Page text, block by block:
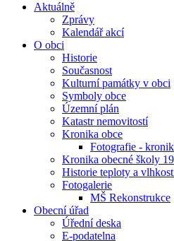
Aktuálně
Zprávy
Kalendář akcí
O obci
Historie
Současnost
Kulturní památky v obci
Symboly obce
Územní plán
Katastr nemovitostí
Kronika obce
Fotografie -
Kronika obecné školy
Historie teploty a
Fotogalerie
MŠ Rekonstrukce
Obecní úřad
Úřední deska
E-podatelna